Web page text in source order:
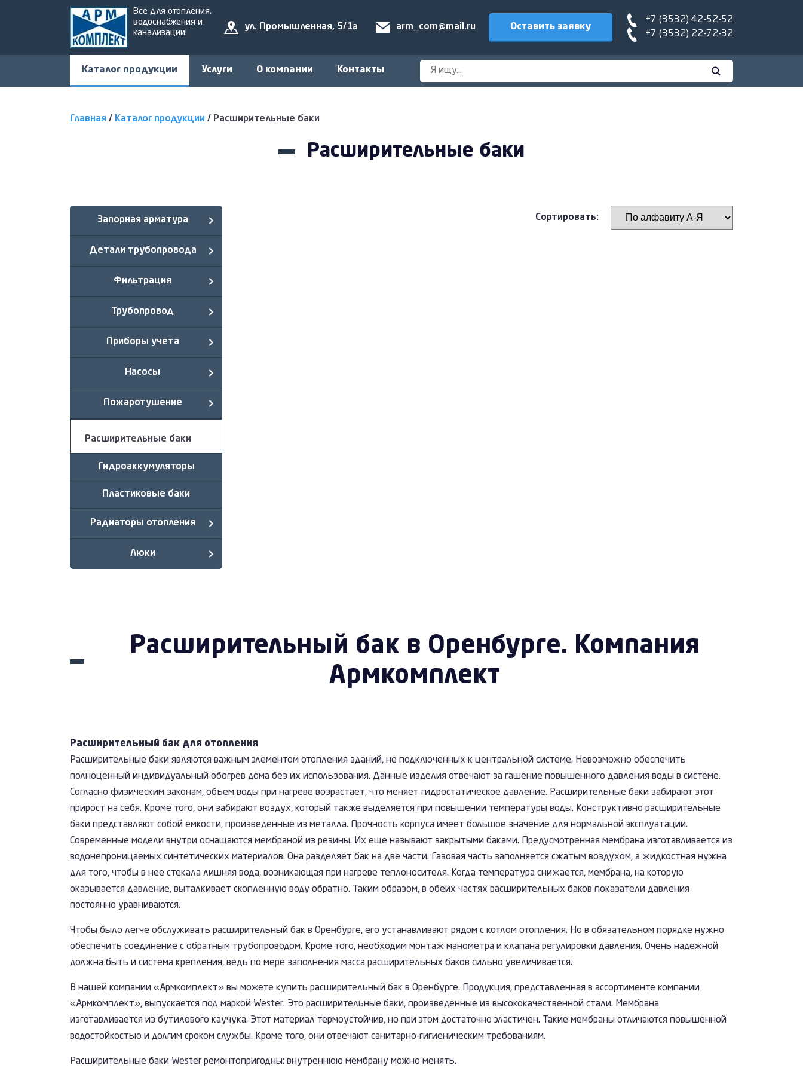
Все для отопления,
водоснабжения и
канализации!
ул. Промышленная, 5/1а arm_com@mail.ru Оставить заявку
+7 (3532) 42-52-52
+7 (3532) 22-72-32
Каталог продукции Услуги О компании Контакты
Главная / Каталог продукции / Расширительные баки
Расширительные баки
Запорная арматура
Детали трубопровода
Фильтрация
Трубопровод
Приборы учета
Насосы
Пожаротушение
Расширительные баки
Гидроаккумуляторы
Пластиковые баки
Радиаторы отопления
Люки
Сортировать:
Расширительный бак в Оренбурге. Компания
Армкомплект
Расширительный бак для отопления
Расширительные баки являются важным элементом отопления зданий, не подключенных к центральной системе. Невозможно обеспечить
полноценный индивидуальный обогрев дома без их использования. Данные изделия отвечают за гашение повышенного давления воды в системе.
Согласно физическим законам, объем воды при нагреве возрастает, что меняет гидростатическое давление. Расширительные баки забирают этот
прирост на себя. Кроме того, они забирают воздух, который также выделяется при повышении температуры воды. Конструктивно расширительные
баки представляют собой емкости, произведенные из металла. Прочность корпуса имеет большое значение для нормальной эксплуатации.
Современные модели внутри оснащаются мембраной из резины. Их еще называют закрытыми баками. Предусмотренная мембрана изготавливается из
водонепроницаемых синтетических материалов. Она разделяет бак на две части. Газовая часть заполняется сжатым воздухом, а жидкостная нужна
для того, чтобы в нее стекала лишняя вода, возникающая при нагреве теплоносителя. Когда температура снижается, мембрана, на которую
оказывается давление, выталкивает скопленную воду обратно. Таким образом, в обеих частях расширительных баков показатели давления
постоянно уравниваются.
Чтобы было легче обслуживать расширительный бак в Оренбурге, его устанавливают рядом с котлом отопления. Но в обязательном порядке нужно
обеспечить соединение с обратным трубопроводом. Кроме того, необходим монтаж манометра и клапана регулировки давления. Очень надежной
должна быть и система крепления, ведь по мере заполнения масса расширительных баков сильно увеличивается.
В нашей компании «Армкомплект» вы можете купить расширительный бак в Оренбурге. Продукция, представленная в ассортименте компании
«Армкомплект», выпускается под маркой Wester. Это расширительные баки, произведенные из высококачественной стали. Мембрана
изготавливается из бутилового каучука. Этот материал термоустойчив, но при этом достаточно эластичен. Такие мембраны отличаются повышенной
водостойкостью и долгим сроком службы. Кроме того, они отвечают санитарно-гигиеническим требованиям.
Расширительные баки Wester ремонтопригодны: внутреннюю мембрану можно менять.